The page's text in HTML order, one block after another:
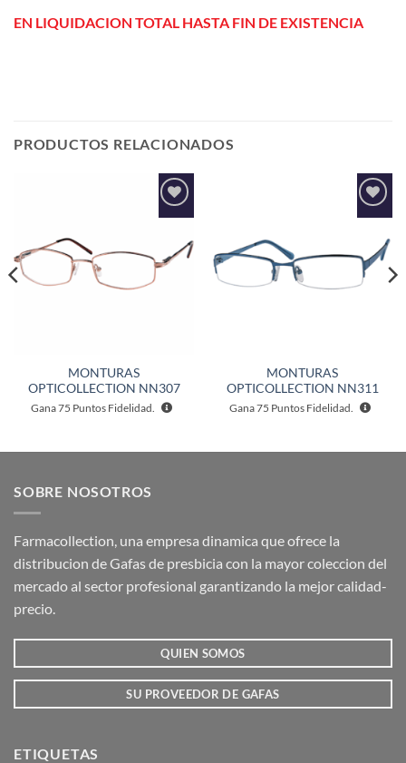
EN LIQUIDACION TOTAL HASTA FIN DE EXISTENCIA
PRODUCTOS RELACIONADOS
Añadir
lista de
deseos
MONTURAS
OPTICOLLECTION NN307
Gana75 Puntos Fidelidad.
Añadir
lista de
deseos
MONTURAS
OPTICOLLECTION NN311
Gana75 Puntos Fidelidad.
SOBRE NOSOTROS
Farmacollection, una empresa dinamica que ofrece la
distribucion de Gafas de presbicia con la mayor coleccion del
mercado al sector profesional garantizando la mejor calidad-
precio.
QUIEN SOMOS
SU PROVEEDOR DE GAFAS
ETIQUETAS